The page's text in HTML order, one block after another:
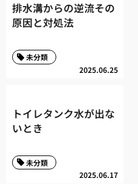
排水溝からの逆流その
原因と対処法
2025.06.25
未分類
トイレタンク水が出な
いとき
2025.06.17
未分類